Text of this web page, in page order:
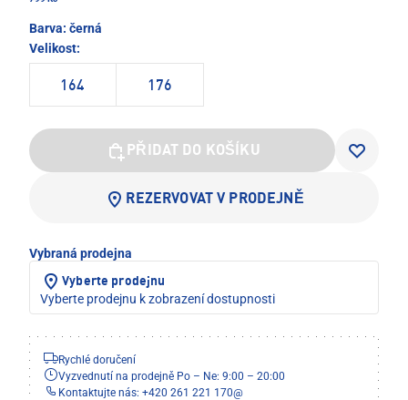
Barva: černá
Velikost:
164 176
PŘIDAT DO KOŠÍKU
REZERVOVAT V PRODEJNĚ
Vybraná prodejna
Vyberte prodejnu
Vyberte prodejnu k zobrazení dostupnosti
Rychlé doručení
Vyzvednutí na prodejně Po – Ne: 9:00 – 20:00
Kontaktujte nás: +420 261 221 170@